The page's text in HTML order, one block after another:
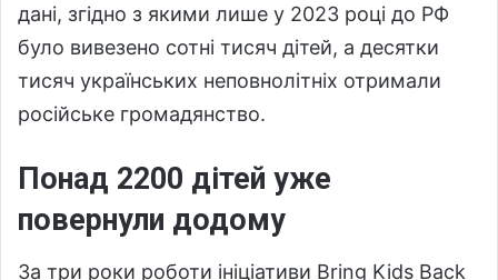
дані, згідно з якими лише у 2023 році до РФ
було вивезено сотні тисяч дітей, а десятки
тисяч українських неповнолітніх отримали
російське громадянство.
Понад 2200 дітей уже
повернули додому
За три роки роботи ініціативи Bring Kids Back